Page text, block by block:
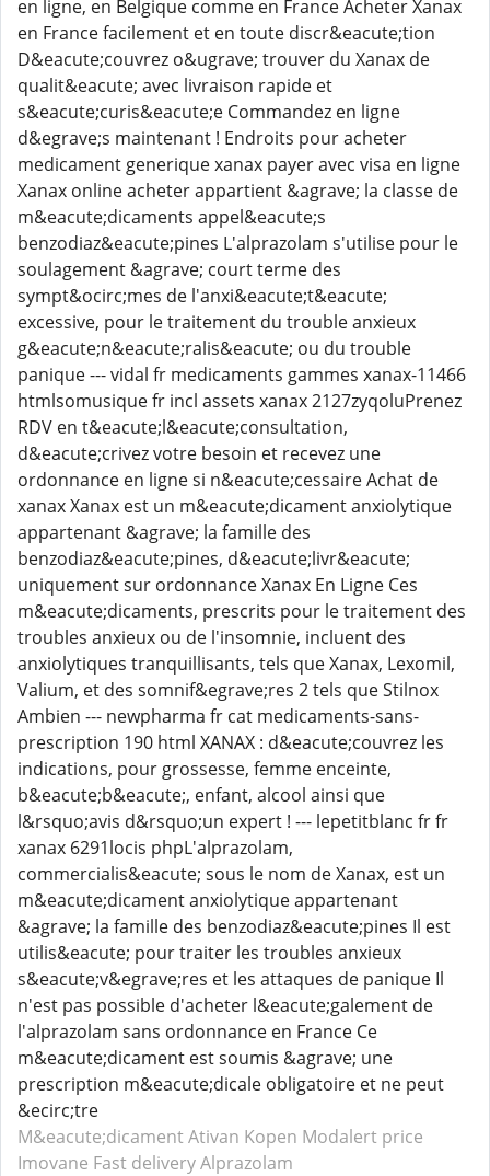
en ligne, en Belgique comme en France Acheter Xanax
en France facilement et en toute discr&eacute;tion
D&eacute;couvrez o&ugrave; trouver du Xanax de
qualit&eacute; avec livraison rapide et
s&eacute;curis&eacute;e Commandez en ligne
d&egrave;s maintenant ! Endroits pour acheter
medicament generique xanax payer avec visa en ligne
Xanax online acheter appartient &agrave; la classe de
m&eacute;dicaments appel&eacute;s
benzodiaz&eacute;pines L'alprazolam s'utilise pour le
soulagement &agrave; court terme des
sympt&ocirc;mes de l'anxi&eacute;t&eacute;
excessive, pour le traitement du trouble anxieux
g&eacute;n&eacute;ralis&eacute; ou du trouble
panique --- vidal fr medicaments gammes xanax-11466
htmlsomusique fr incl assets xanax 2127zyqoluPrenez
RDV en t&eacute;l&eacute;consultation,
d&eacute;crivez votre besoin et recevez une
ordonnance en ligne si n&eacute;cessaire Achat de
xanax Xanax est un m&eacute;dicament anxiolytique
appartenant &agrave; la famille des
benzodiaz&eacute;pines, d&eacute;livr&eacute;
uniquement sur ordonnance Xanax En Ligne Ces
m&eacute;dicaments, prescrits pour le traitement des
troubles anxieux ou de l'insomnie, incluent des
anxiolytiques tranquillisants, tels que Xanax, Lexomil,
Valium, et des somnif&egrave;res 2 tels que Stilnox
Ambien --- newpharma fr cat medicaments-sans-
prescription 190 html XANAX : d&eacute;couvrez les
indications, pour grossesse, femme enceinte,
b&eacute;b&eacute;, enfant, alcool ainsi que
l&rsquo;avis d&rsquo;un expert ! --- lepetitblanc fr fr
xanax 6291locis phpL'alprazolam,
commercialis&eacute; sous le nom de Xanax, est un
m&eacute;dicament anxiolytique appartenant
&agrave; la famille des benzodiaz&eacute;pines Il est
utilis&eacute; pour traiter les troubles anxieux
s&eacute;v&egrave;res et les attaques de panique Il
n'est pas possible d'acheter l&eacute;galement de
l'alprazolam sans ordonnance en France Ce
m&eacute;dicament est soumis &agrave; une
prescription m&eacute;dicale obligatoire et ne peut
&ecirc;tre
M&eacute;dicament Ativan Kopen Modalert price
Imovane Fast delivery Alprazolam